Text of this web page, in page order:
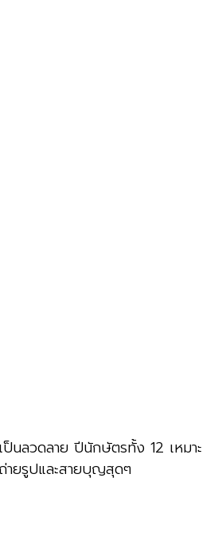
นลวดลาย ปีนักษัตรทั้ง 12 เหมาะ
ายรูปและสายบุญสุดๆ